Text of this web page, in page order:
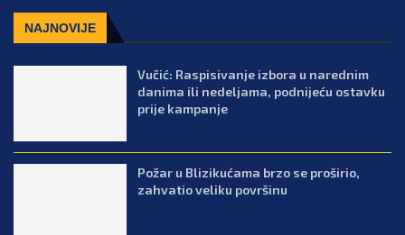
NAJNOVIJE
Vučić: Raspisivanje izbora u narednim
danima ili nedeljama, podnijeću ostavku
prije kampanje
Požar u Blizikućama brzo se proširio,
zahvatio veliku površinu